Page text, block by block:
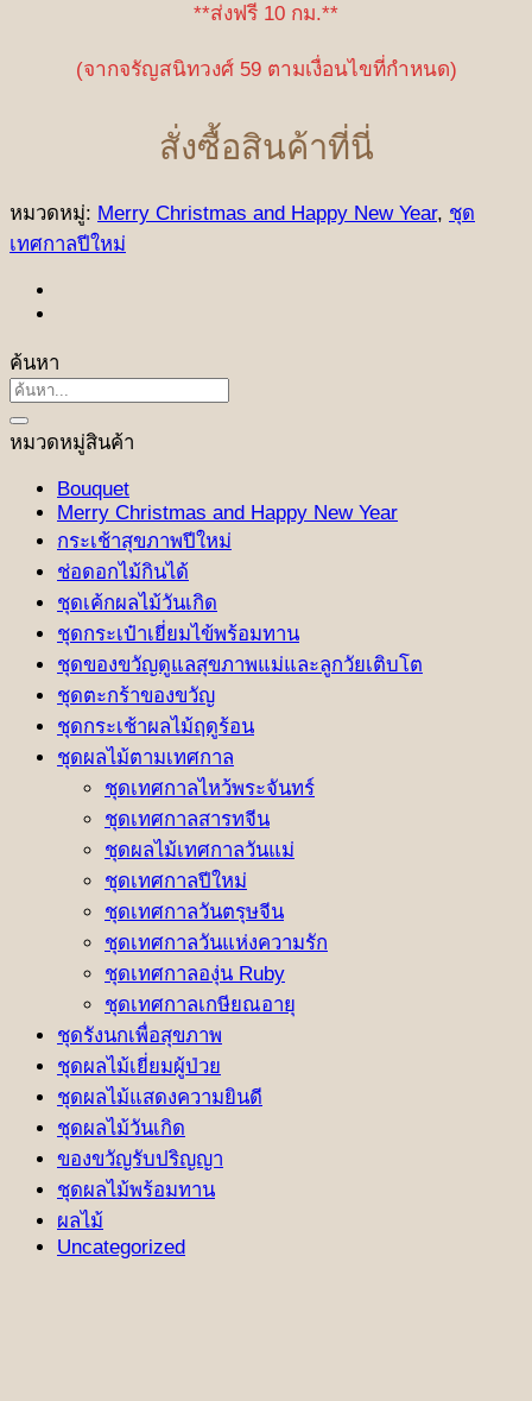
**ส่งฟรี 10 กม.**
(จากจรัญสนิทวงศ์ 59 ตามเงื่อนไขที่กำหนด)
สั่งซื้อสินค้าที่นี่
หมวดหมู่: Merry Christmas and Happy New Year, ชุด
เทศกาลปีใหม่
ค้นหา
ค้นหา:
หมวดหมู่สินค้า
Bouquet
Merry Christmas and Happy New Year
กระเช้าสุขภาพปีใหม่
ช่อดอกไม้กินได้
ชุดเค้กผลไม้วันเกิด
ชุดกระเป๋าเยี่ยมไข้พร้อมทาน
ชุดของขวัญดูแลสุขภาพแม่และลูกวัยเติบโต
ชุดตะกร้าของขวัญ
ชุดกระเช้าผลไม้ฤดูร้อน
ชุดผลไม้ตามเทศกาล
ชุดเทศกาลไหว้พระจันทร์
ชุดเทศกาลสารทจีน
ชุดผลไม้เทศกาลวันแม่
ชุดเทศกาลปีใหม่
ชุดเทศกาลวันตรุษจีน
ชุดเทศกาลวันแห่งความรัก
ชุดเทศกาลองุ่น Ruby
ชุดเทศกาลเกษียณอายุ
ชุดรังนกเพื่อสุขภาพ
ชุดผลไม้เยี่ยมผู้ป่วย
ชุดผลไม้แสดงความยินดี
ชุดผลไม้วันเกิด
ของขวัญรับปริญญา
ชุดผลไม้พร้อมทาน
ผลไม้
Uncategorized